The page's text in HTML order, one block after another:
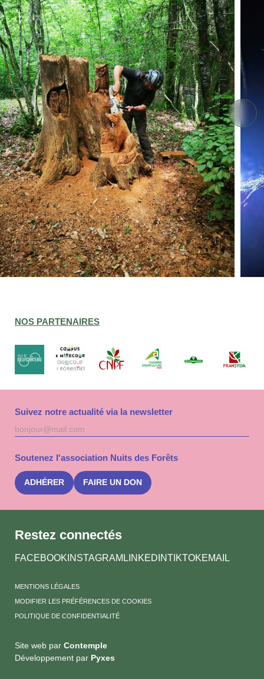
NOS PARTENAIRES
Suivez notre actualité via la newsletter
Adresse
mail
à
Soutenez l'association Nuits des Forêts
ADHÉRER FAIRE UN DON
Restez connectés
FACEBOOK INSTAGRAM LINKEDINTIKTOKEMAIL
MENTIONS LÉGALES
MODIFIER LES PRÉFÉRENCES DE COOKIES
POLITIQUE DE CONFIDENTIALITÉ
Site web par Contemple
Développement par Pyxes